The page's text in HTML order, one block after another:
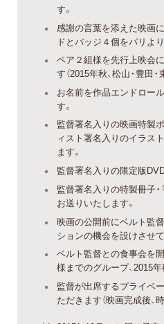
す。
感謝の言葉を添えた映画
ドとバッジ４個をパリよ
ペア２組様を先行上映会
す（2015年秋、松山・豊田
お名前を作品エンドロー
す。
監督署名入りの映画特製
ィスト署名入りのイラス
ます。
監督署名入りの限定版
監督署名入りの特製冊子・
お送りいたします。
映画の公開前にベルト監
ションの機会を設けさせ
ベルト監督との食事会を
様までのグループ、2015
監督が出席するプライベ
ただきます（映画完成後、